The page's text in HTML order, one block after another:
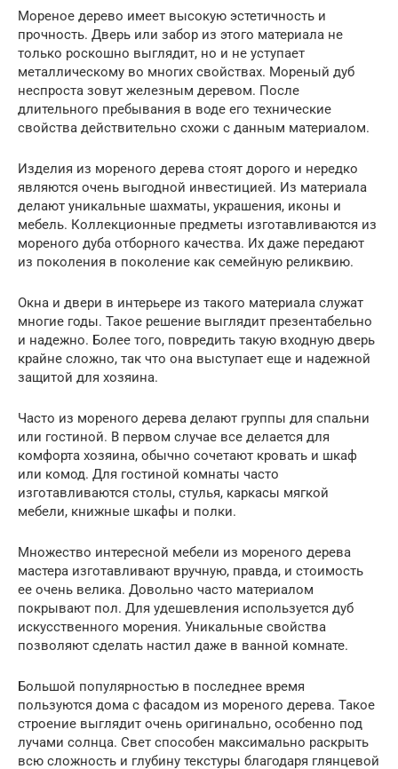
Мореное дерево имеет высокую эстетичность и
прочность. Дверь или забор из этого материала не
только роскошно выглядит, но и не уступает
металлическому во многих свойствах. Мореный дуб
неспроста зовут железным деревом. После
длительного пребывания в воде его технические
свойства действительно схожи с данным материалом.
Изделия из мореного дерева стоят дорого и нередко
являются очень выгодной инвестицией. Из материала
делают уникальные шахматы, украшения, иконы и
мебель. Коллекционные предметы изготавливаются из
мореного дуба отборного качества. Их даже передают
из поколения в поколение как семейную реликвию.
Окна и двери в интерьере из такого материала служат
многие годы. Такое решение выглядит презентабельно
и надежно. Более того, повредить такую входную дверь
крайне сложно, так что она выступает еще и надежной
защитой для хозяина.
Часто из мореного дерева делают группы для спальни
или гостиной. В первом случае все делается для
комфорта хозяина, обычно сочетают кровать и шкаф
или комод. Для гостиной комнаты часто
изготавливаются столы, стулья, каркасы мягкой
мебели, книжные шкафы и полки.
Множество интересной мебели из мореного дерева
мастера изготавливают вручную, правда, и стоимость
ее очень велика. Довольно часто материалом
покрывают пол. Для удешевления используется дуб
искусственного морения. Уникальные свойства
позволяют сделать настил даже в ванной комнате.
Большой популярностью в последнее время
пользуются дома с фасадом из мореного дерева. Такое
строение выглядит очень оригинально, особенно под
лучами солнца. Свет способен максимально раскрыть
всю сложность и глубину текстуры благодаря глянцевой